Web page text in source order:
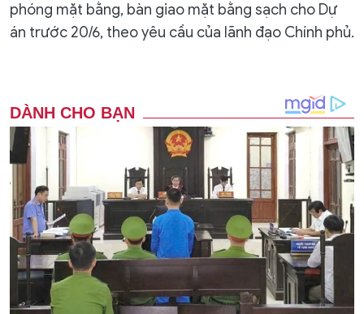
phóng mặt bằng, bàn giao mặt bằng sạch cho Dự
án trước 20/6, theo yêu cầu của lãnh đạo Chính phủ.